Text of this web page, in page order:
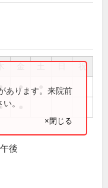
祝
● ●
あります。来院前
。
×閉じる
後